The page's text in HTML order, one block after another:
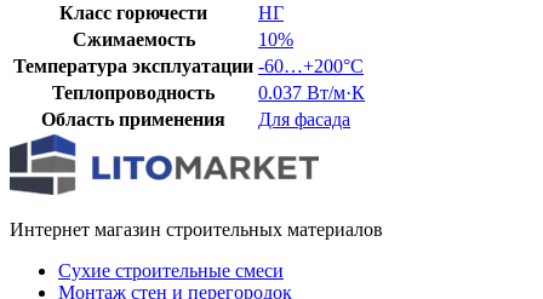
Класс горючести
НГ
Сжимаемость
10%
Температура эксплуатации -60…+200°C
Теплопроводность
0.037 Вт/м·К
Область применения
Для фасада
Интернет магазин строительных материалов
Сухие строительные смеси
Монтаж стен и перегородок